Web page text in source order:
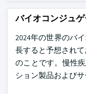
バイオコンジュ
2024年の世界のバ
長すると予想されて
のことです。慢性
ション製品および